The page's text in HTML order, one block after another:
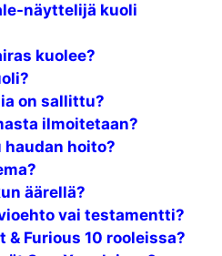
näyttelijä kuoli
kuolee?
on sallittu?
ilmoitetaan?
haudan hoito?
äärellä?
vai testamentti?
& Furious 10 rooleissa?